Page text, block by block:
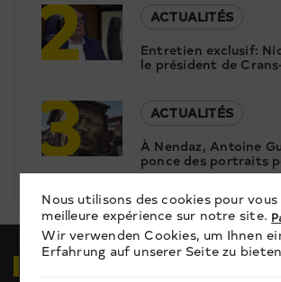
2
ACTUALITÉS
Entretien exclusif:
le président de
répond aux questions
3
ACTUALITÉS
À Nendaz, Antoine
ponce des portraits
le patrimoine
VIDÉOSEN
Nous utilisons des cookies pour
meilleure expérience sur notre site.
Wir verwenden Cookies, um Ihnen
Erfahrung auf unserer Seite zu